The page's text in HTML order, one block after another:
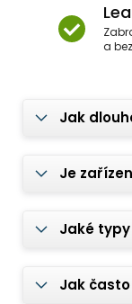
a
Jak
Je
Jaké
Jak